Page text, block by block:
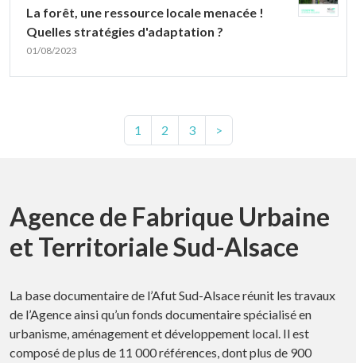
La forêt, une ressource locale menacée !
Quelles stratégies d'adaptation ?
01/08/2023
1 2 3 >
Agence de Fabrique Urbaine
et Territoriale Sud-Alsace
La base documentaire de l’Afut Sud-Alsace réunit les travaux
de l’Agence ainsi qu’un fonds documentaire spécialisé en
urbanisme, aménagement et développement local. Il est
composé de plus de 11 000 références, dont plus de 900